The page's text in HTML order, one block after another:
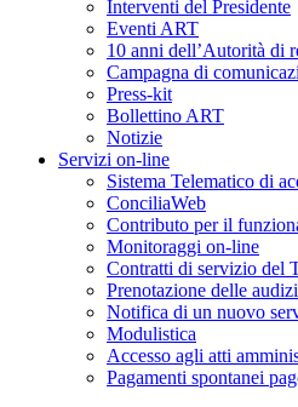
Interventi del Presidente
Eventi ART
10 anni dell’Autorità di
Campagna di
Press-kit
Bollettino ART
Notizie
Servizi on-line
Sistema Telematico di
ConciliaWeb
Contributo per il
Monitoraggi on-line
Contratti di servizio del
Prenotazione delle
Notifica di un nuovo
Modulistica
Accesso agli atti
Pagamenti spontanei